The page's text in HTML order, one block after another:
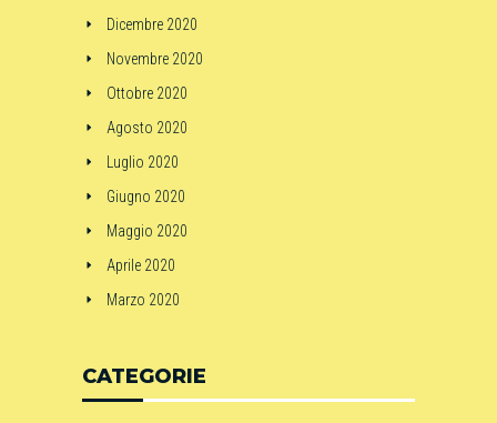
Dicembre 2020
Novembre 2020
Ottobre 2020
Agosto 2020
Luglio 2020
Giugno 2020
Maggio 2020
Aprile 2020
Marzo 2020
CATEGORIE